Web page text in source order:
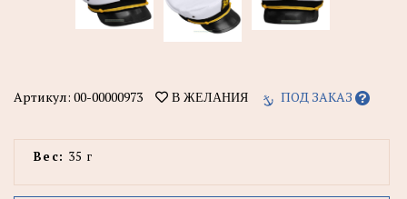
Артикул: 00-00000973 В ЖЕЛАНИЯ ПОД ЗАКАЗ
Вес: 35 г